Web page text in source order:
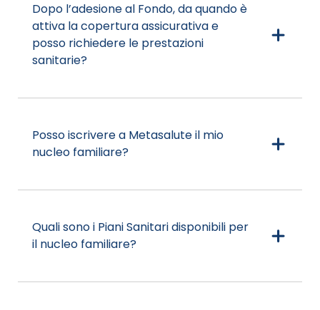
Dopo l’adesione al Fondo, da quando è
attiva la copertura assicurativa e
posso richiedere le prestazioni
sanitarie?
Posso iscrivere a Metasalute il mio
nucleo familiare?
Quali sono i Piani Sanitari disponibili per
il nucleo familiare?